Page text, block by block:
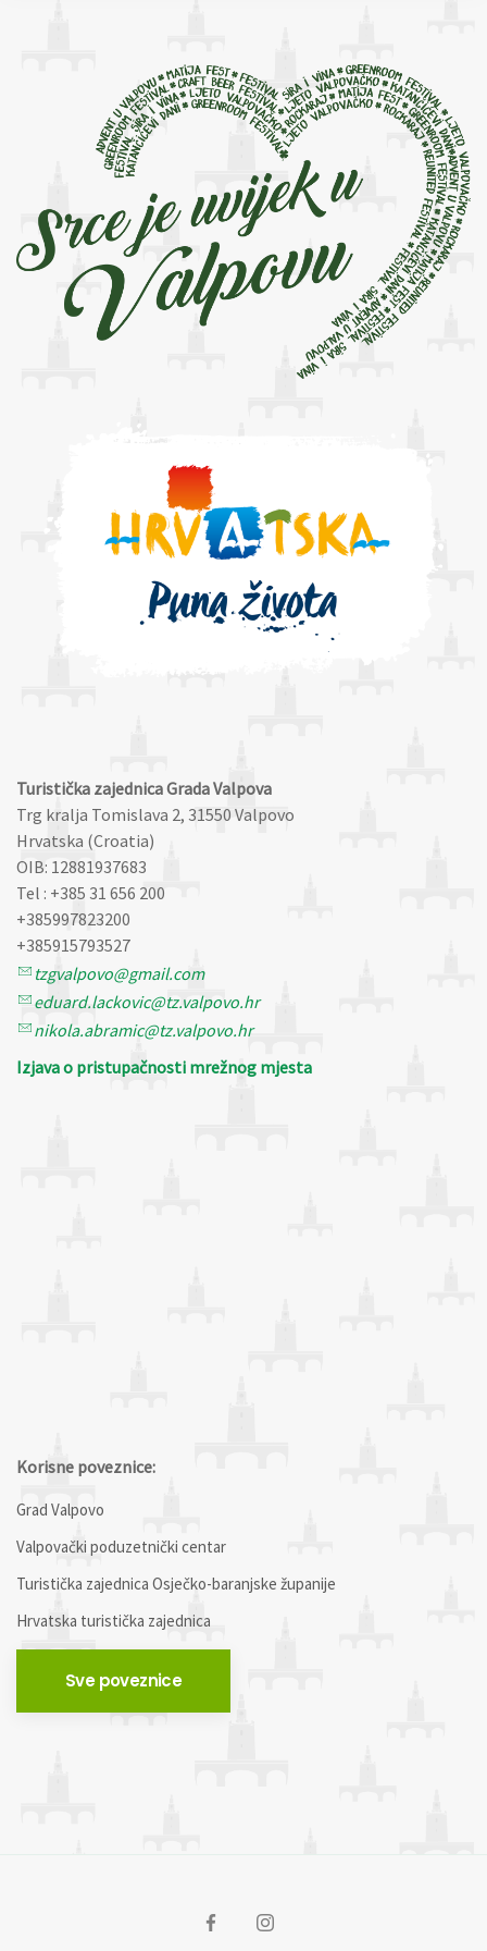
Turistička zajednica Grada Valpova
Trg kralja Tomislava 2, 31550 Valpovo
Hrvatska (Croatia)
OIB: 12881937683
Tel : +385 31 656 200
+385997823200
+385915793527
tzgvalpovo@gmail.com
eduard.lackovic@tz.valpovo.hr
nikola.abramic@tz.valpovo.hr
Izjava o pristupačnosti mrežnog mjesta
Korisne poveznice:
Grad Valpovo
Valpovački poduzetnički centar
Turistička zajednica Osječko-baranjske županije
Hrvatska turistička zajednica
Sve poveznice